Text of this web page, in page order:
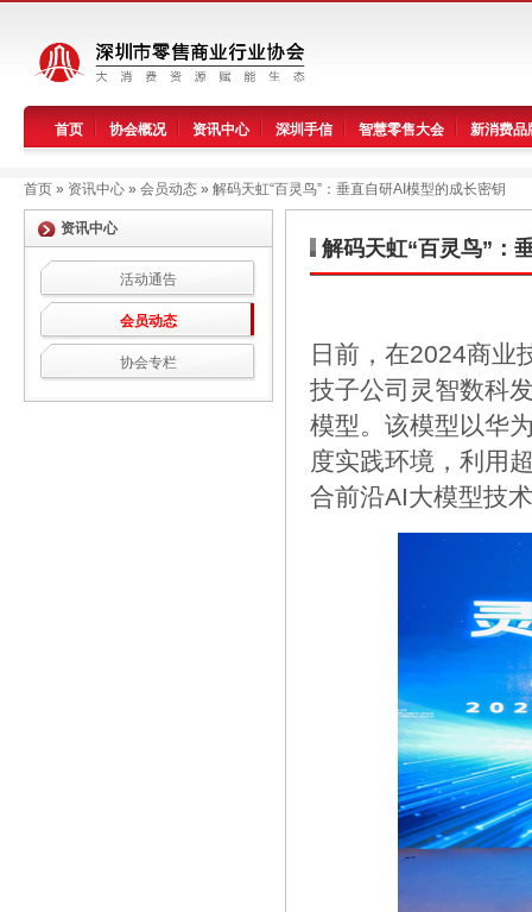
首页 协会概况 资讯中心 深圳手信 智慧零售大会 新消费品
首页 » 资讯中心 » 会员动态 » 解码天虹“百灵鸟”：垂直自研AI模型的成长密钥
资讯中心
活动通告
会员动态
协会专栏
解码天虹“百灵鸟”：
日前，在2024商业
技子公司灵智数科
模型。该模型以华
度实践环境，利用
合前沿AI大模型技